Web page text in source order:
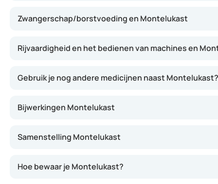
Zwangerschap/borstvoeding en Montelukast
Rijvaardigheid en het bedienen van machines en
Gebruik je nog andere medicijnen naast Montelukast?
Bijwerkingen Montelukast
Samenstelling Montelukast
Hoe bewaar je Montelukast?